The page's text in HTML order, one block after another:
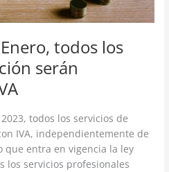
todos los
serán
todos los servicios de
IVA, independientemente de
que entra en vigencia la ley
los servicios profesionales